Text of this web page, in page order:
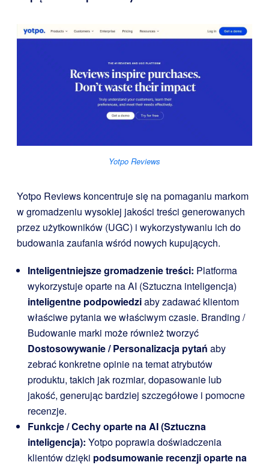
Yotpo Reviews
Yotpo Reviews koncentruje się na pomaganiu markom
w gromadzeniu wysokiej jakości treści generowanych
przez użytkowników (UGC) i wykorzystywaniu ich do
budowania zaufania wśród nowych kupujących.
Inteligentniejsze gromadzenie treści: Platforma
wykorzystuje oparte na AI (Sztuczna inteligencja)
inteligentne podpowiedziaby zadawać klientom
właściwe pytania we właściwym czasie. Branding /
Budowanie marki może również tworzyć
Dostosowywanie / Personalizacja pytań aby
zebrać konkretne opinie na temat atrybutów
produktu, takich jak rozmiar, dopasowanie lub
jakość, generując bardziej szczegółowe i pomocne
recenzje.
Funkcje / Cechy oparte na AI (Sztuczna
inteligencja): Yotpo poprawia doświadczenia
klientów dzięki podsumowanie recenzji oparte na